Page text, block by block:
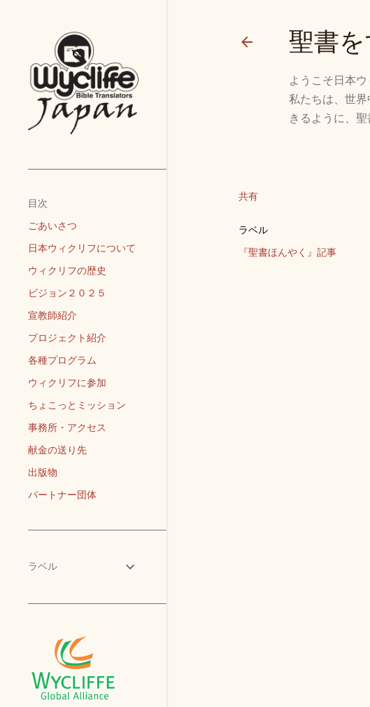
聖書を
ようこそ日本
私たちは、世
きるように、
共有
ラベル
『聖書ほんやく』記事
目次
ごあいさつ
日本ウィクリフについて
ウィクリフの歴史
ビジョン２０２５
宣教師紹介
プロジェクト紹介
各種プログラム
ウィクリフに参加
ちょこっとミッション
事務所・アクセス
献金の送り先
出版物
パートナー団体
ラベル